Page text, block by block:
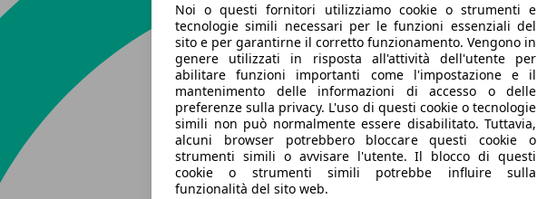
Noi o questi fornitori utilizziamo cookie o strumenti e
tecnologie simili necessari per le funzioni essenziali del
sito e per garantirne il corretto funzionamento. Vengono in
genere utilizzati in risposta all'attività dell'utente per
abilitare funzioni importanti come l'impostazione e il
mantenimento delle informazioni di accesso o delle
preferenze sulla privacy. L'uso di questi cookie o tecnologie
simili non può normalmente essere disabilitato. Tuttavia,
alcuni browser potrebbero bloccare questi cookie o
strumenti simili o avvisare l'utente. Il blocco di questi
cookie o strumenti simili potrebbe influire sulla
funzionalità del sito web.